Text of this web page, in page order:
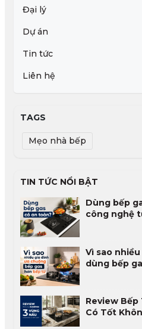
Đại lý
Dự án
Tin tức
Liên hệ
TAGS
Mẹo nhà bếp
TIN TỨC NỔI BẬT
Dùng bếp
công nghệ
Vì sao
dùng bếp
Review Bếp
Có Tốt